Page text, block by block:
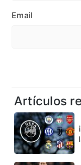
Email
Artículos